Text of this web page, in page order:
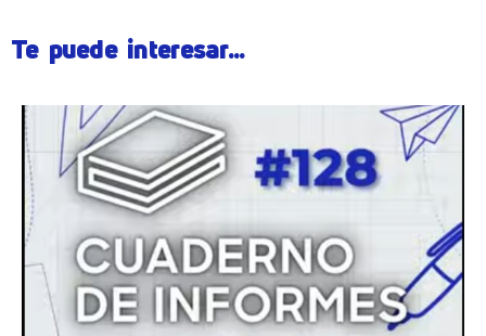
Te puede interesar...